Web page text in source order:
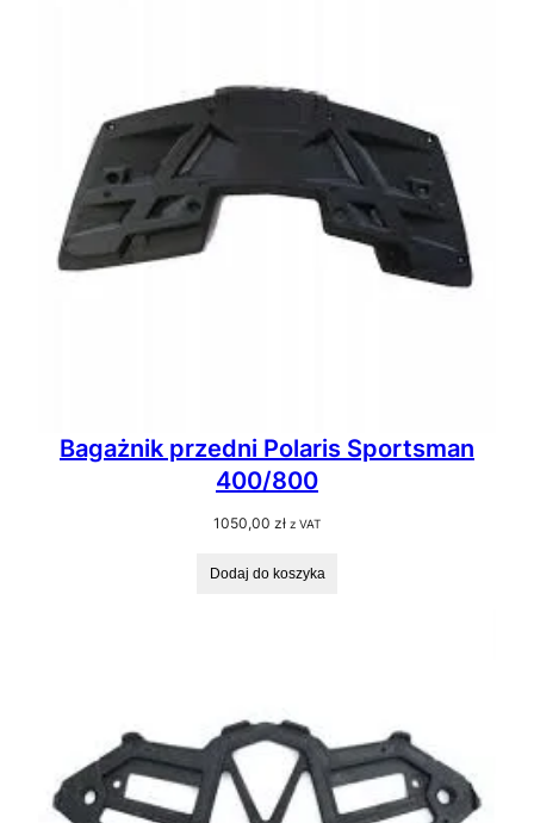
Bagażnik przedni Polaris Sportsman
400/800
1050,00 zł z VAT
Dodaj do koszyka